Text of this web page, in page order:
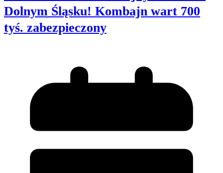
Dolnym Śląsku! Kombajn wart 700
tyś. zabezpieczony